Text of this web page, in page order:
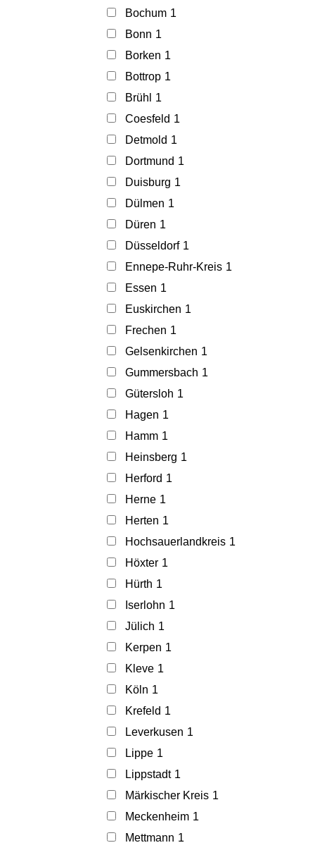
Bochum 1
Bonn 1
Borken 1
Bottrop 1
Brühl
1
Coesfeld 1
Detmold 1
Dortmund 1
Duisburg 1
Dülmen 1
Düren 1
Düsseldorf 1
Ennepe-Ruhr-Kreis 1
Essen 1
Euskirchen 1
Frechen 1
Gelsenkirchen 1
Gummersbach 1
Gütersloh 1
Hagen 1
Hamm 1
Heinsberg 1
Herford 1
Herne 1
Herten 1
Hochsauerlandkreis 1
Höxter 1
Hürth 1
Iserlohn 1
Jülich 1
Kerpen 1
Kleve 1
Köln 1
Krefeld 1
Leverkusen 1
Lippe 1
Lippstadt 1
Märkischer Kreis 1
Meckenheim 1
Mettmann 1